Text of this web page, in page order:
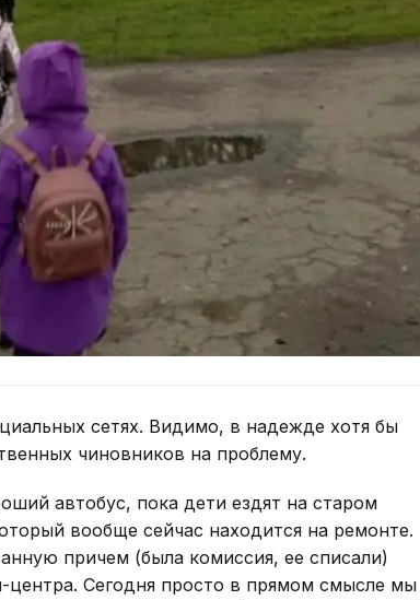
сетях. Видимо, в надежде хотя бы
чиновников на проблему.
автобус, пока дети ездят на старом
вообще сейчас находится на ремонте.
причем (была комиссия, ее списали)
Сегодня просто в прямом смысле мы